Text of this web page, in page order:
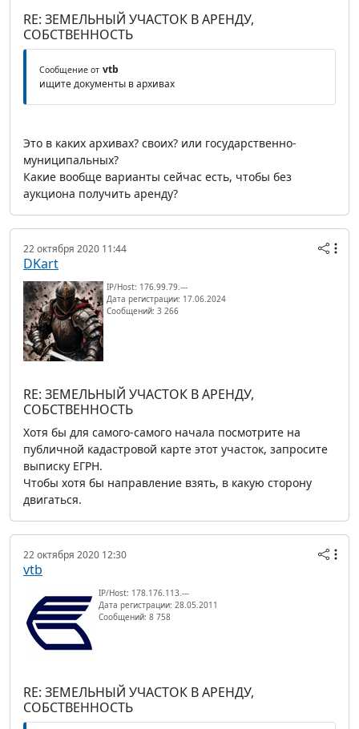
RE: ЗЕМЕЛЬНЫЙ УЧАСТОК В АРЕНДУ,
СОБСТВЕННОСТЬ
Сообщение от vtb
ищите документы в архивах
Это в каких архивах? своих? или государственно-
муниципальных?
Какие вообще варианты сейчас есть, чтобы без
аукциона получить аренду?
22 октября 2020 11:44
DKart
IP/Host: 176.99.79.---
Дата регистрации: 17.06.2024
Сообщений: 3 266
RE: ЗЕМЕЛЬНЫЙ УЧАСТОК В АРЕНДУ,
СОБСТВЕННОСТЬ
Хотя бы для самого-самого начала посмотрите на
публичной кадастровой карте этот участок, запросите
выписку ЕГРН.
Чтобы хотя бы направление взять, в какую сторону
двигаться.
22 октября 2020 12:30
vtb
IP/Host: 178.176.113.---
Дата регистрации: 28.05.2011
Сообщений: 8 758
RE: ЗЕМЕЛЬНЫЙ УЧАСТОК В АРЕНДУ,
СОБСТВЕННОСТЬ